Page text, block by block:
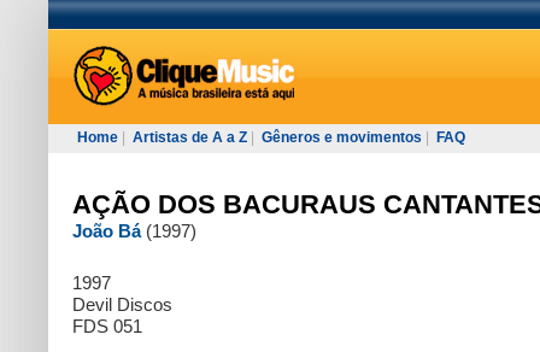
Home Artistas de A a Z Gêneros e movimentos FAQ
AÇÃO DOS BACURAUS
João Bá (1997)
1997
Devil Discos
FDS 051